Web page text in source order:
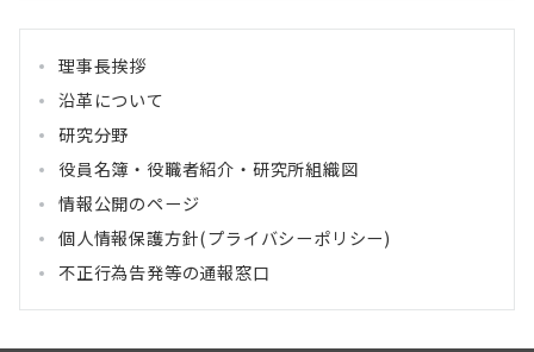
理事長挨拶
沿革について
研究分野
役員名簿・役職者紹介・研究所組織図
情報公開のページ
個人情報保護方針(プライバシーポリシー)
不正行為告発等の通報窓口